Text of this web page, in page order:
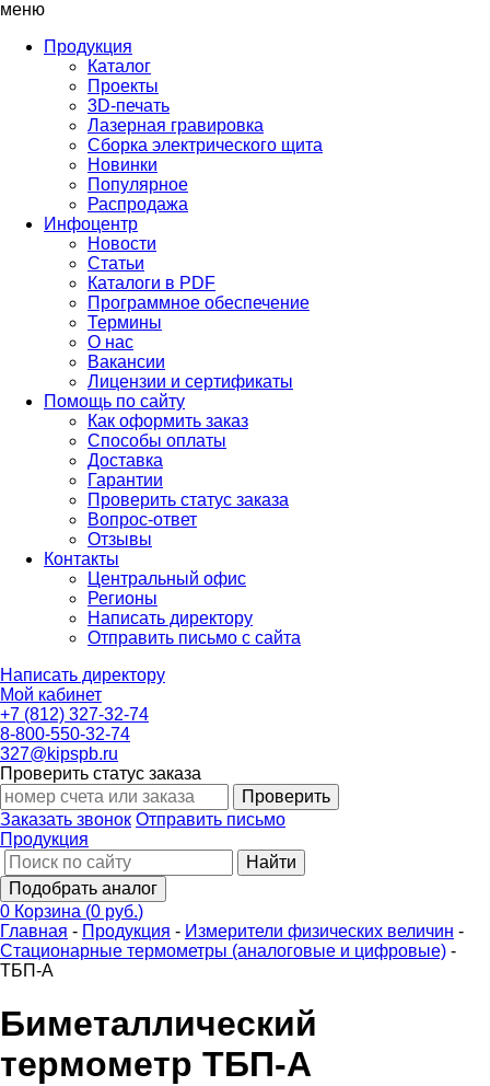
меню
Продукция
Каталог
Проекты
3D-печать
Лазерная гравировка
Сборка электрического щита
Новинки
Популярное
Распродажа
Инфоцентр
Новости
Статьи
Каталоги в PDF
Программное обеспечение
Термины
О нас
Вакансии
Лицензии и сертификаты
Помощь по сайту
Как оформить заказ
Способы оплаты
Доставка
Гарантии
Проверить статус заказа
Вопрос-ответ
Отзывы
Контакты
Центральный офис
Регионы
Написать директору
Отправить письмо с сайта
Написать директору
Мой кабинет
+7 (812) 327-32-74
8-800-550-32-74
327@kipspb.ru
Проверить статус заказа
Проверить
Заказать звонок Отправить письмо
Продукция
Найти
Подобрать аналог
0 Корзина (0 руб.)
Главная - Продукция - Измерители физических величин -
Стационарные термометры (аналоговые и цифровые) -
ТБП-А
Биметаллический
термометр ТБП-А